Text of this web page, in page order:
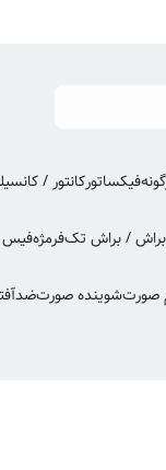
فیکساتورکانتور /
/ براش تکفرمژهفیس
صورتشوینده صورت